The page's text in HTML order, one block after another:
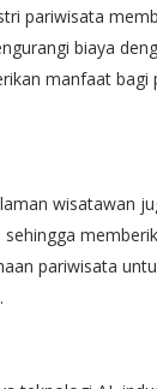
pariwisata
biaya
manfaat
wisatawan
pariwisata